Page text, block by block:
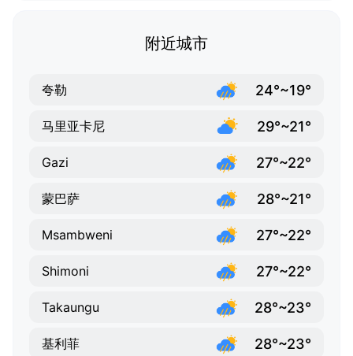
附近城市
夸勒 24°~19°
马里亚卡尼 29°~21°
Gazi 27°~22°
蒙巴萨 28°~21°
Msambweni 27°~22°
Shimoni 27°~22°
Takaungu 28°~23°
基利菲 28°~23°